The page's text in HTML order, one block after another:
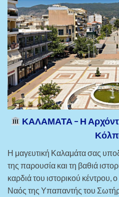
ΚΑΛΑΜΑΤΑ – Η
Η μαγευτική Καλαμάτα σας
της παρουσία και τη βαθιά
καρδιά του ιστορικού κέντρου,
Ναός της Υπαπαντής του